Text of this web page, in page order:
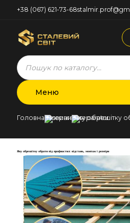
+38 (067) 621-73-68
Products
search
Меню
Головна Новини Яку обрешітку
Яку обрешітку обрати під профнастил: відстань, монтаж і розміри